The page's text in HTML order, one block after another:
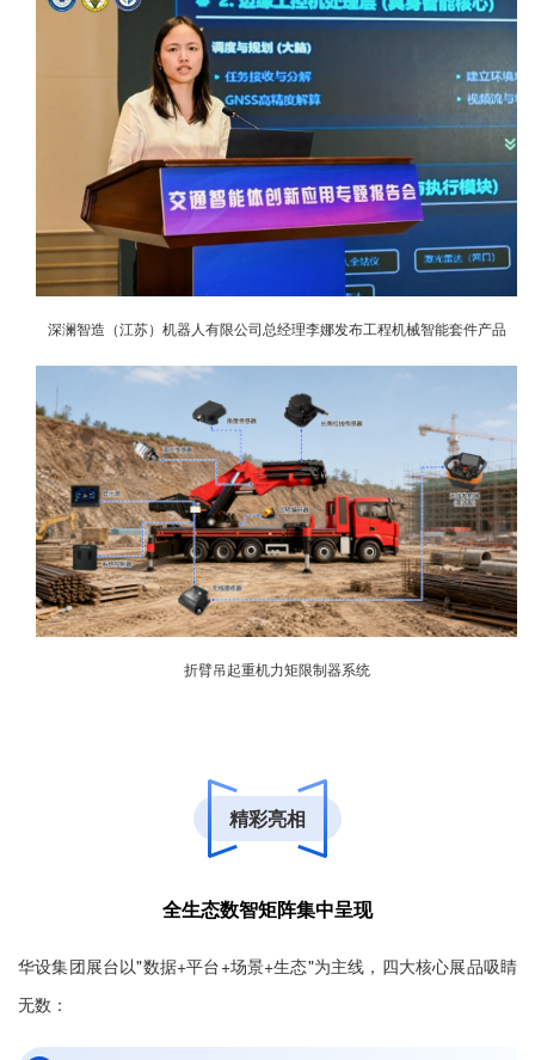
深澜智造（江苏）机器人有限公司总经理李娜发布工程机械智能套件产品
折臂吊起重机力矩限制器系统
精彩亮相
全生态数智矩阵集中呈现
华设集团展台以"数据+平台+场景+生态"为主线，四大核心展品吸睛
无数：